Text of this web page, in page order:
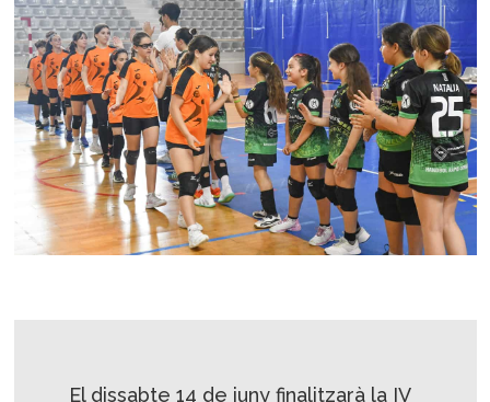
El dissabte 14 de juny finalitzarà la IV